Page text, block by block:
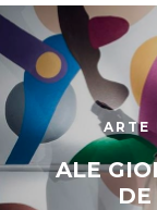
ARTE
ALE
DE